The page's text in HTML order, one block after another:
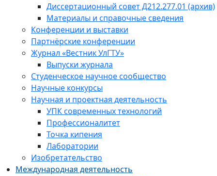
Диссертационный совет Д212.277.01 (архив)
Материалы и справочные сведения
Конференции и выставки
Партнёрские конференции
Журнал «Вестник УлГТУ»
Выпуски журнала
Студенческое научное сообщество
Научные конкурсы
Научная и проектная деятельность
УПК современных технологий
Профессионалитет
Точка кипения
Лаборатории
Изобретательство
Международная деятельность